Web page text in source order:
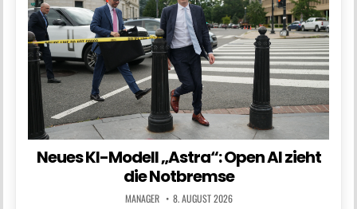
Neues KI-Modell „Astra“: Open AI zieht
die Notbremse
MANAGER 8. AUGUST 2026